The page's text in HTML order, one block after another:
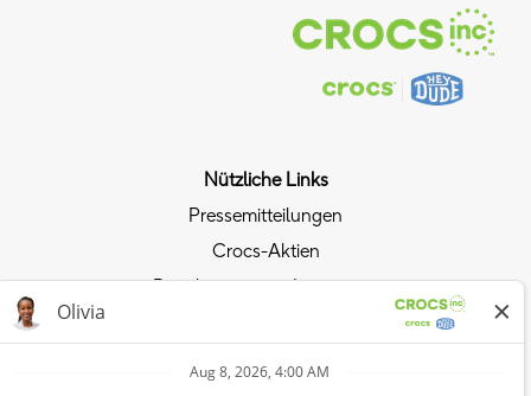
Nützliche Links
Pressemitteilungen
Crocs-Aktien
Beziehungen mit Investoren
Dem Crocs-Trend folgen